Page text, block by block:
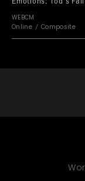
WEBCM
Online
Composite